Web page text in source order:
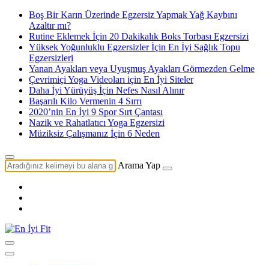
Boş Bir Karın Üzerinde Egzersiz Yapmak Yağ Kaybını
Azaltır mı?
Rutine Eklemek İçin 20 Dakikalık Boks Torbası Egzersizi
Yüksek Yoğunluklu Egzersizler İçin En İyi Sağlık Topu
Egzersizleri
Yanan Ayakları veya Uyuşmuş Ayakları Görmezden Gelme
Çevrimiçi Yoga Videoları için En İyi Siteler
Daha İyi Yürüyüş İçin Nefes Nasıl Alınır
Başarılı Kilo Vermenin 4 Sırrı
2020’nin En İyi 9 Spor Sırt Çantası
Nazik ve Rahatlatıcı Yoga Egzersizi
Müziksiz Çalışmanız İçin 6 Neden
Arama Yap